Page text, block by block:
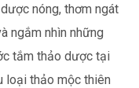
nóng, thơm ngát
ngắm nhìn những
tắm thảo dược tại
loại thảo mộc thiên